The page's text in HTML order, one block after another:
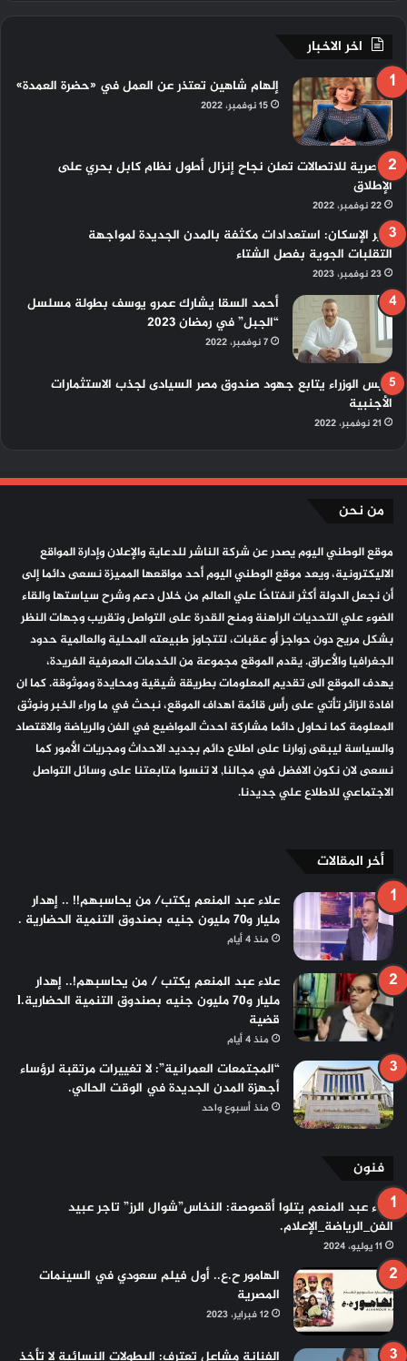
اخر الاخبار
إلهام شاهين تعتذر عن العمل في «حضرة العمدة»
15 نوفمبر، 2022
المصرية للاتصالات تعلن نجاح إنزال أطول نظام كابل بحري على
الإطلاق
22 نوفمبر، 2022
وزير الإسكان: استعدادات مكثفة بالمدن الجديدة لمواجهة
التقلبات الجوية بفصل الشتاء
23 نوفمبر، 2023
أحمد السقا يشارك عمرو يوسف بطولة مسلسل
“الجبل” في رمضان 2023
7 نوفمبر، 2022
رئيس الوزراء يتابع جهود صندوق مصر السيادى لجذب الاستثمارات
الأجنبية
21 نوفمبر، 2022
من نحن
موقع الوطني اليوم يصدر عن شركة الناشر للدعاية والإعلان وإدارة المواقع
الاليكترونية، ويعد موقع الوطني اليوم أحد مواقعها المميزة نسعى دائما إلى
أن نجعل الدولة أكثر انفتاحًا علي العالم من خلال دعم وشرح سياستها والقاء
الضوء علي التحديات الراهنة ومنح القدرة على التواصل وتقريب وجهات النظر
بشكل مريح دون حواجز أو عقبات، لتتجاوز طبيعته المحلية والعالمية حدود
الجغرافيا والأعراق. يقدم الموقع مجموعة من الخدمات المعرفية الفريدة،
يهدف الموقع الى تقديم المعلومات بطريقة شيقية ومحايدة وموثوقة. كما ان
افادة الزائر تأتي على رأس قائمة اهداف الموقع، نبحث في ما وراء الخبر ونوثق
المعلومة كما نحاول دائما مشاركة احدث المواضيع في الفن والرياضة والاقتصاد
والسياسة ليبقى زوارنا على اطلاع دائم بجديد الاحداث ومجريات الأمور كما
نسعى لان نكون الافضل في مجالنا, لا تنسوا متابعتنا على وسائل التواصل
الاجتماعي للاطلاع علي جديدنا.
أخر المقالات
علاء عبد المنعم يكتب/ من يحاسبهم!! .. إهدار
مليار و٧٠ مليون جنيه بصندوق التنمية الحضارية .
منذ 4 أيام
علاء عبد المنعم يكتب / من يحاسبهم!.. إهدار
مليار و70 مليون جنيه بصندوق التنمية الحضارية.l
قضية
منذ 4 أيام
“المجتمعات العمرانية”: لا تغييرات مرتقبة لرؤساء
أجهزة المدن الجديدة في الوقت الحالي.
منذ أسبوع واحد
فنون
علاء عبد المنعم يتلوا أقصوصة: النخاس”شوال الرز” تاجر عبيد
الفن_الرياضة_الإعلام.
11 يوليو، 2024
الهامور ح.ع.. أول فيلم سعودي في السينمات
المصرية
12 فبراير، 2023
الفنانة مشاعل تعترف: البطولات النسائية لا تأخذ